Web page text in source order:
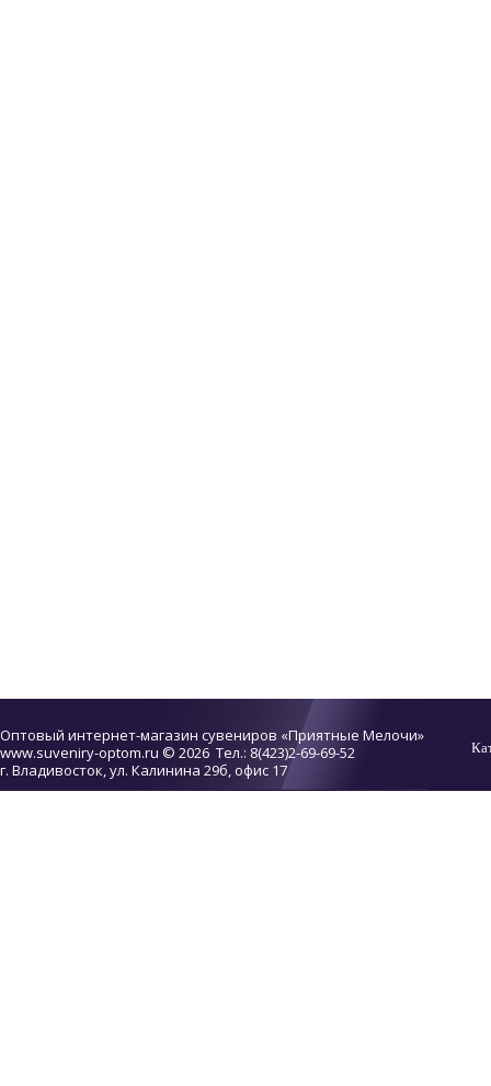
Оптовый интернет-магазин сувениров «Приятные Мелочи»
www.suveniry-optom.ru © 2026 Тел.: 8(423)2-69-69-52
г. Владивосток, ул. Калинина 29б, офис 17